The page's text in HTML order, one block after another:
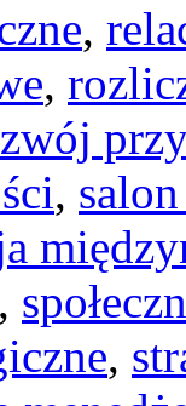
,
,
,
,
,